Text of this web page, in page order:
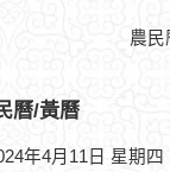
農
曆/黃曆
年4月11日 星期四